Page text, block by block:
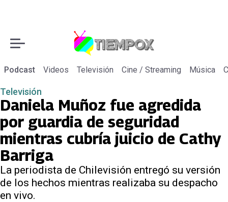
Podcast Videos Televisión Cine / Streaming Música
Televisión
Daniela Muñoz fue agredida
por guardia de seguridad
mientras cubría juicio de Cathy
Barriga
La periodista de Chilevisión entregó su versión
de los hechos mientras realizaba su despacho
en vivo.